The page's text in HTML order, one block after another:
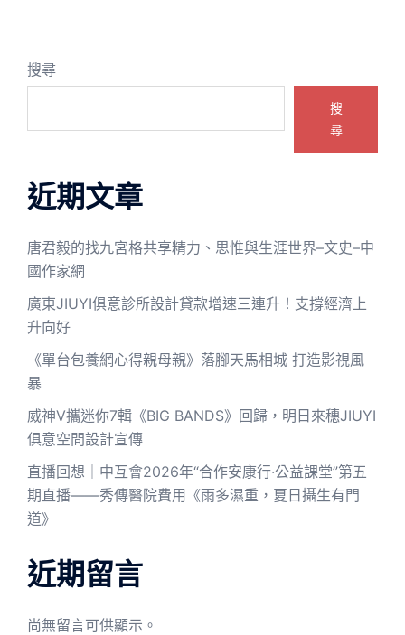
搜尋
搜
尋
近期文章
唐君毅的找九宮格共享精力、思惟與生涯世界–文史–中
國作家網
廣東JIUYI俱意診所設計貸款增速三連升！支撐經濟上
升向好
《單台包養網心得親母親》落腳天馬相城 打造影視風
暴
威神V攜迷你7輯《BIG BANDS》回歸，明日來穗JIUYI
俱意空間設計宣傳
直播回想｜中互會2026年“合作安康行·公益課堂”第五
期直播——秀傳醫院費用《雨多濕重，夏日攝生有門
道》
近期留言
尚無留言可供顯示。